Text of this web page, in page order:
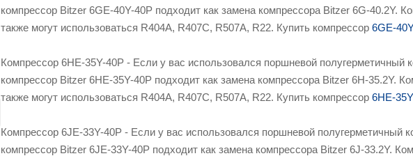
компрессор Bitzer 6GE-40Y-40P подходит как замена компрессора Bitzer 6G-40.2Y.
также могут использоваться R404A, R407C, R507A, R22. Купить компрессор 6GE-
Компрессор 6HE-35Y-40P - Если у вас использовался поршневой полугерметичный
компрессор Bitzer 6HE-35Y-40P подходит как замена компрессора Bitzer 6H-35.2Y.
также могут использоваться R404A, R407C, R507A, R22. Купить компрессор 6HE-
Компрессор 6JE-33Y-40P - Если у вас использовался поршневой полугерметичный
компрессор Bitzer 6JE-33Y-40P подходит как замена компрессора Bitzer 6J-33.2Y.